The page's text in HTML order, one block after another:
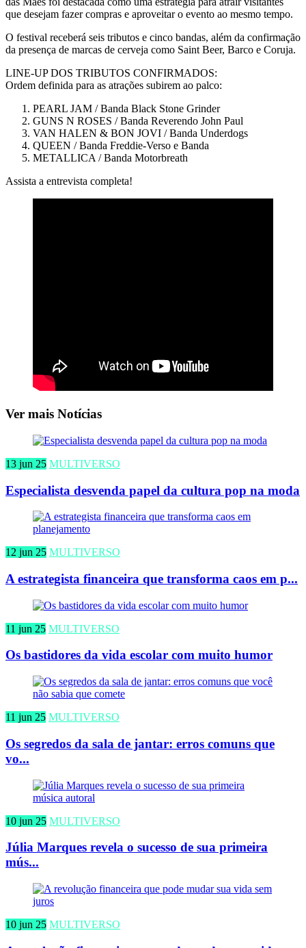
que desejam fazer compras e aproveitar o evento ao mesmo tempo.
O festival receberá seis tributos e cinco bandas, além da confirmação
da presença de marcas de cerveja como Saint Beer, Barco e Coruja.
LINE-UP DOS TRIBUTOS CONFIRMADOS:
Ordem definida para as atrações subirem ao palco:
PEARL JAM / Banda Black Stone Grinder
GUNS N ROSES / Banda Reverendo John Paul
VAN HALEN & BON JOVI / Banda Underdogs
QUEEN / Banda Freddie-Verso e Banda
METALLICA / Banda Motorbreath
Assista a entrevista completa!
Ver mais Notícias
13 jun 25 MULTIVERSO
Especialista desvenda papel da cultura pop na moda
12 jun 25 MULTIVERSO
A estrategista financeira que transforma caos em p...
11 jun 25 MULTIVERSO
Os bastidores da vida escolar com muito humor
11 jun 25 MULTIVERSO
Os segredos da sala de jantar: erros comuns que
vo...
10 jun 25 MULTIVERSO
Júlia Marques revela o sucesso de sua primeira
mús...
10 jun 25 MULTIVERSO